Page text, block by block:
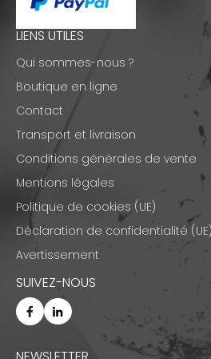
LIENS UTILES
Qui sommes-nous ?
Boutique en ligne
Contact
Transport et livraison
Conditions générales de vente
Mentions légales
Politique de cookies (UE)
Déclaration de confidentialité (UE)
Avertissement
SUIVEZ-NOUS